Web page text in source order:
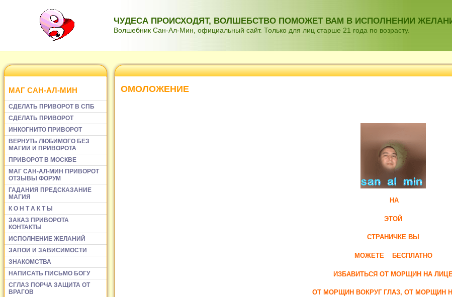
ЧУДЕСА ПРОИСХОДЯТ, ВОЛШЕБСТВО ПОМОЖЕТ ВАМ В ИСПОЛНЕНИИ
Волшебник Сан-Ал-Мин, официальный сайт. Только для лиц старше 21 года по возрасту.
МАГ САН-АЛ-МИН
СДЕЛАТЬ ПРИВОРОТ В СПБ
СДЕЛАТЬ ПРИВОРОТ
ИНКОГНИТО ПРИВОРОТ
ВЕРНУТЬ ЛЮБИМОГО БЕЗ
МАГИИ И ПРИВОРОТА
ПРИВОРОТ В МОСКВЕ
МАГ САН-АЛ-МИН ПРИВОРОТ
ОТЗЫВЫ ФОРУМ
ГАДАНИЯ ПРЕДСКАЗАНИЕ
МАГИЯ
К О Н Т А К Т Ы
ЗАКАЗ ПРИВОРОТА
КОНТАКТЫ
ИСПОЛНЕНИЕ ЖЕЛАНИЙ
ЗАПОИ И ЗАВИСИМОСТИ
ЗНАКОМСТВА
НАПИСАТЬ ПИСЬМО БОГУ
СГЛАЗ ПОРЧА ЗАЩИТА ОТ
ВРАГОВ
ОМОЛОЖЕНИЕ
НА
ЭТОЙ
СТРАНИЧКЕ ВЫ
МОЖЕТЕ БЕСПЛАТНО
ИЗБАВИТЬСЯ ОТ МОРЩИН НА ЛИЦЕ
ОТ МОРЩИН ВОКРУГ ГЛАЗ, ОТ МОРЩИН